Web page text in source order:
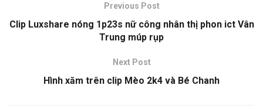
Previous Post
Clip Luxshare nóng 1p23s nữ công nhân thị phon ict Vân
Trung múp rụp
Next Post
Hình xăm trên clip Mèo 2k4 và Bé Chanh